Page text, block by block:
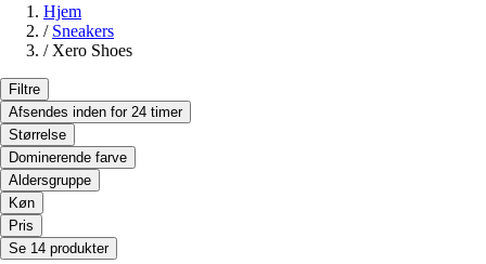
Hjem
/ Sneakers
/ Xero Shoes
Filtre
Afsendes inden for 24 timer
Størrelse
Dominerende farve
Aldersgruppe
Køn
Pris
Se 14 produkter